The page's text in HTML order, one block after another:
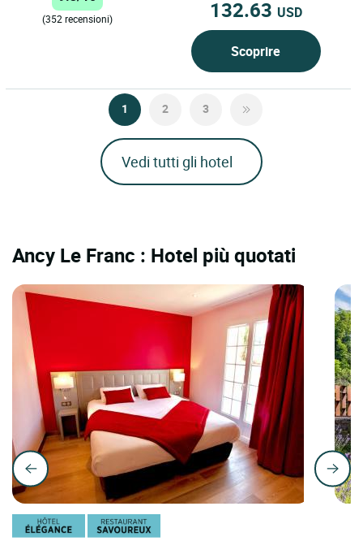
(352 recensioni) 132.63 USD
Scoprire
1 2 3
Vedi tutti gli hotel
Ancy Le Franc : Hotel più quotati